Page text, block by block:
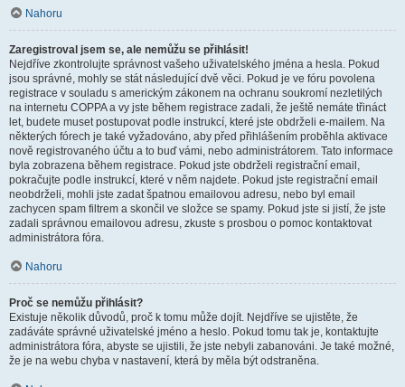
Nahoru
Zaregistroval jsem se, ale nemůžu se přihlásit!
Nejdříve zkontrolujte správnost vašeho uživatelského jména a hesla. Pokud
jsou správné, mohly se stát následující dvě věci. Pokud je ve fóru povolena
registrace v souladu s americkým zákonem na ochranu soukromí nezletilých
na internetu COPPA a vy jste během registrace zadali, že ještě nemáte třináct
let, budete muset postupovat podle instrukcí, které jste obdrželi e-mailem. Na
některých fórech je také vyžadováno, aby před přihlášením proběhla aktivace
nově registrovaného účtu a to buď vámi, nebo administrátorem. Tato informace
byla zobrazena během registrace. Pokud jste obdrželi registrační email,
pokračujte podle instrukcí, které v něm najdete. Pokud jste registrační email
neobdrželi, mohli jste zadat špatnou emailovou adresu, nebo byl email
zachycen spam filtrem a skončil ve složce se spamy. Pokud jste si jistí, že jste
zadali správnou emailovou adresu, zkuste s prosbou o pomoc kontaktovat
administrátora fóra.
Nahoru
Proč se nemůžu přihlásit?
Existuje několik důvodů, proč k tomu může dojít. Nejdříve se ujistěte, že
zadáváte správné uživatelské jméno a heslo. Pokud tomu tak je, kontaktujte
administrátora fóra, abyste se ujistili, že jste nebyli zabanováni. Je také možné,
že je na webu chyba v nastavení, která by měla být odstraněna.